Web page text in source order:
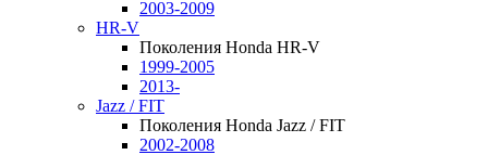
2003-2009
HR-V
Поколения Honda HR-V
1999-2005
2013-
Jazz / FIT
Поколения Honda Jazz / FIT
2002-2008